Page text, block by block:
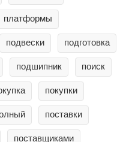
платформы
подвески подготовка
подшипник поиск
покупки
поставки
поставщиками